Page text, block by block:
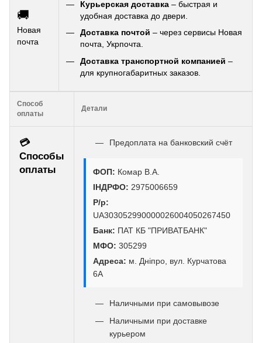
🚚
Новая
почта
Курьерская доставка – быстрая и
удобная доставка до двери.
Доставка почтой – через сервисы Новая
почта, Укрпочта.
Доставка транспортной компанией –
для крупногабаритных заказов.
Способ
оплаты
Детали
💳
Способы
оплаты
Предоплата на банковский счёт
ФОП: Комар В.А.
ІНДРФО: 2975006659
Р/р:
UA303052990000026004050267450
Банк: ПАТ КБ "ПРИВАТБАНК"
МФО: 305299
Адреса: м. Дніпро, вул. Курчатова
6А
Наличными при самовывозе
Наличными при доставке
курьером